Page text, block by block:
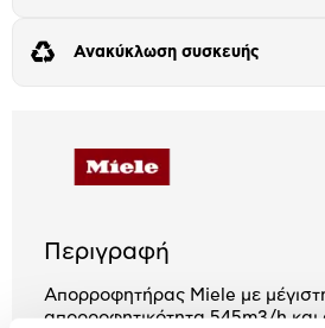
Ανακύκλωση συσκευής
Περιγραφή
Απορροφητήρας Miele με
απορροφητικότητα 545m3/h και